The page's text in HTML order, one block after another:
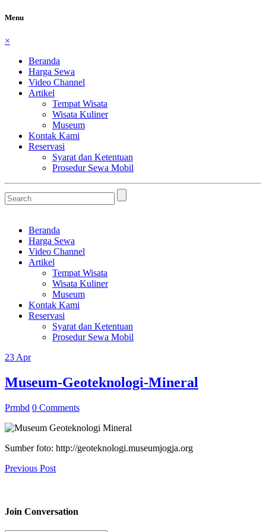
Menu
×
Beranda
Harga Sewa
Video Channel
Artikel
Tempat Wisata
Wisata Kuliner
Museum
Kontak Kami
Reservasi
Syarat dan Ketentuan
Prosedur Sewa Mobil
Beranda
Harga Sewa
Video Channel
Artikel
Tempat Wisata
Wisata Kuliner
Museum
Kontak Kami
Reservasi
Syarat dan Ketentuan
Prosedur Sewa Mobil
23 Apr
Museum-Geoteknologi-Mineral
Prmbd 0 Comments
Sumber foto: http://geoteknologi.museumjogja.org
Previous Post
Join Conversation